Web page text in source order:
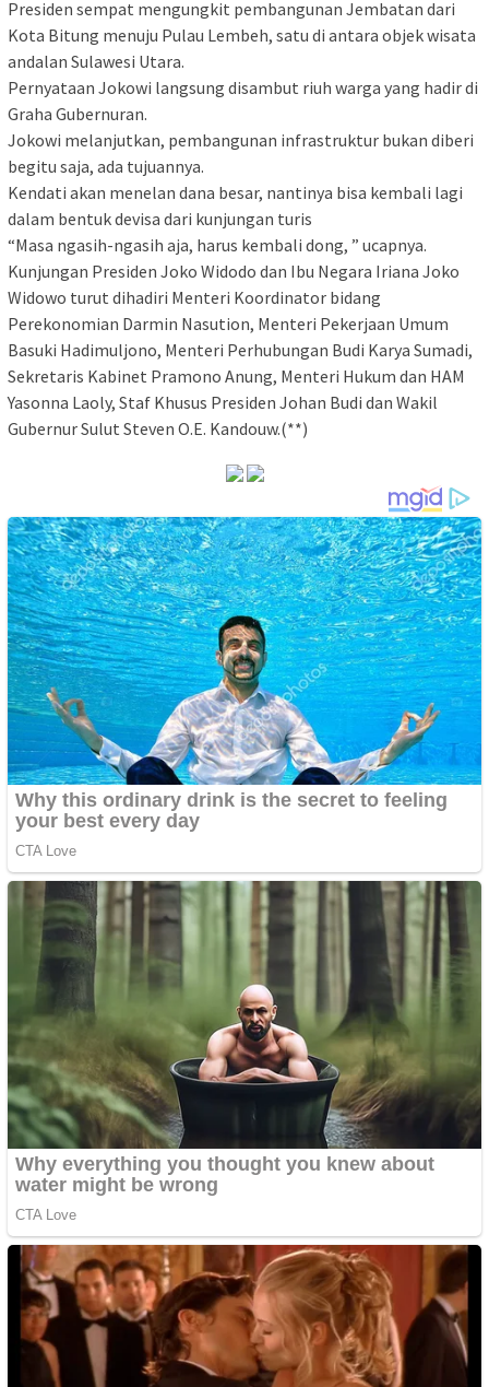
Presiden sempat mengungkit pembangunan Jembatan dari
Kota Bitung menuju Pulau Lembeh, satu di antara objek wisata
andalan Sulawesi Utara.
Pernyataan Jokowi langsung disambut riuh warga yang hadir di
Graha Gubernuran.
Jokowi melanjutkan, pembangunan infrastruktur bukan diberi
begitu saja, ada tujuannya.
Kendati akan menelan dana besar, nantinya bisa kembali lagi
dalam bentuk devisa dari kunjungan turis
“Masa ngasih-ngasih aja, harus kembali dong, ” ucapnya.
Kunjungan Presiden Joko Widodo dan Ibu Negara Iriana Joko
Widowo turut dihadiri Menteri Koordinator bidang
Perekonomian Darmin Nasution, Menteri Pekerjaan Umum
Basuki Hadimuljono, Menteri Perhubungan Budi Karya Sumadi,
Sekretaris Kabinet Pramono Anung, Menteri Hukum dan HAM
Yasonna Laoly, Staf Khusus Presiden Johan Budi dan Wakil
Gubernur Sulut Steven O.E. Kandouw.(**)